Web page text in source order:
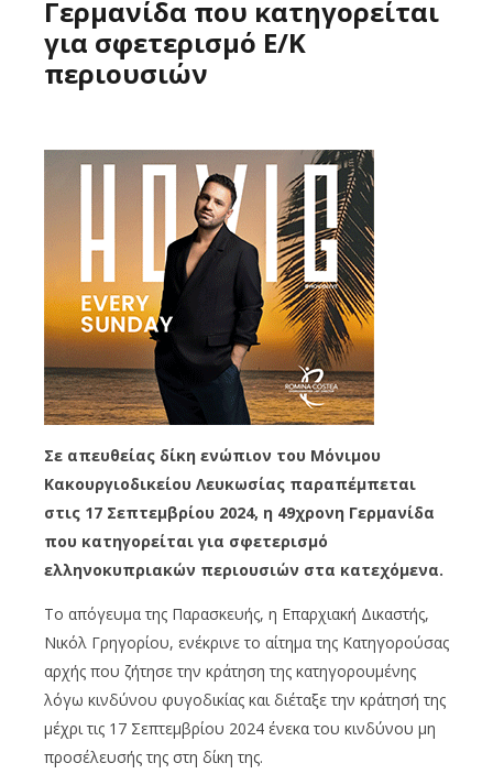
Γερμανίδα που κατηγορείται
για σφετερισμό Ε/Κ
περιουσιών
Σε απευθείας δίκη ενώπιον του Μόνιμου
Κακουργιοδικείου Λευκωσίας παραπέμπεται
στις 17 Σεπτεμβρίου 2024, η 49χρονη Γερμανίδα
που κατηγορείται για σφετερισμό
ελληνοκυπριακών περιουσιών στα κατεχόμενα.
Το απόγευμα της Παρασκευής, η Επαρχιακή Δικαστής,
Νικόλ Γρηγορίου, ενέκρινε το αίτημα της Κατηγορούσας
αρχής που ζήτησε την κράτηση της κατηγορουμένης
λόγω κινδύνου φυγοδικίας και διέταξε την κράτησή της
μέχρι τις 17 Σεπτεμβρίου 2024 ένεκα του κινδύνου μη
προσέλευσής της στη δίκη της.